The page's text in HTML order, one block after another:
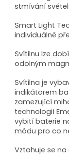
stmívání
Smart Light
individuálně
Svítilnu lze
odolným
Svítilna je
indikátorem
zamezující
technologií
vybití baterie
módu pro co
Vztahuje se